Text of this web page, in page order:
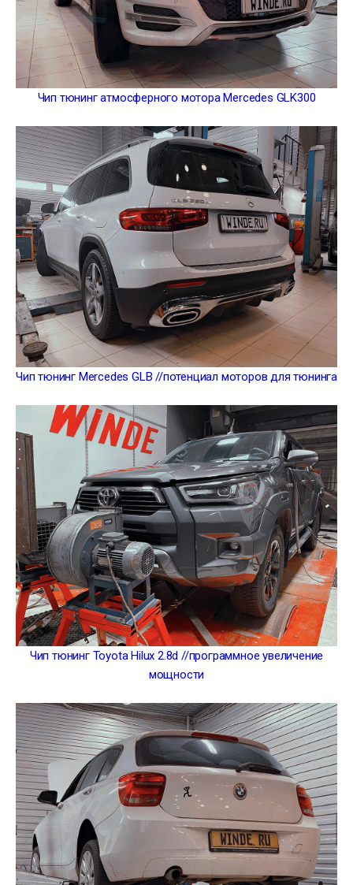
Чип тюнинг атмосферного мотора Mercedes GLK300
Чип тюнинг Mercedes GLB //потенциал моторов для тюнинга
Чип тюнинг Toyota Hilux 2.8d //программное увеличение
мощности